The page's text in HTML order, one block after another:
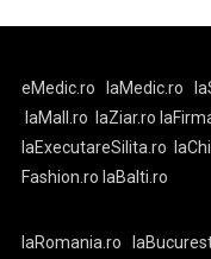
eMedic.ro laMedic.ro
laMall.ro
laZiar.ro
laExecutareSilita.ro
Fashion.ro laBalti.ro
laRomania.ro